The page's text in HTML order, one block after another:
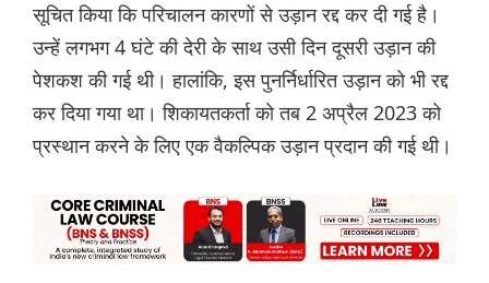
सूचित किया कि परिचालन कारणों से उड़ान रद्द कर दी गई है।
उन्हें लगभग 4 घंटे की देरी के साथ उसी दिन दूसरी उड़ान की
पेशकश की गई थी। हालांकि, इस पुनर्निर्धारित उड़ान को भी रद्द
कर दिया गया था। शिकायतकर्ता को तब 2 अप्रैल 2023 को
प्रस्थान करने के लिए एक वैकल्पिक उड़ान प्रदान की गई थी।